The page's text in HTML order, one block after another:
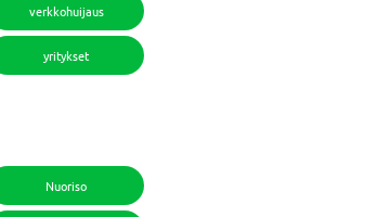
verkkohuijaus
yritykset
Nuoriso